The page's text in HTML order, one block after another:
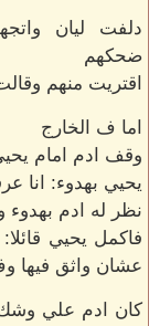
دلفت ليان
ضحكهم
اقتريت منهم
اما ف الخارج
وقف ادم امام
يحيي بهدوء: انا
نظر له ادم بهدوء
فاكمل يحيي
عشان واثق فيها
كان ادم علي وشك